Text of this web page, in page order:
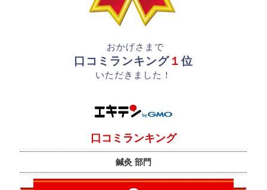
おかげさまで
口コミランキング １ 位
いただきました！